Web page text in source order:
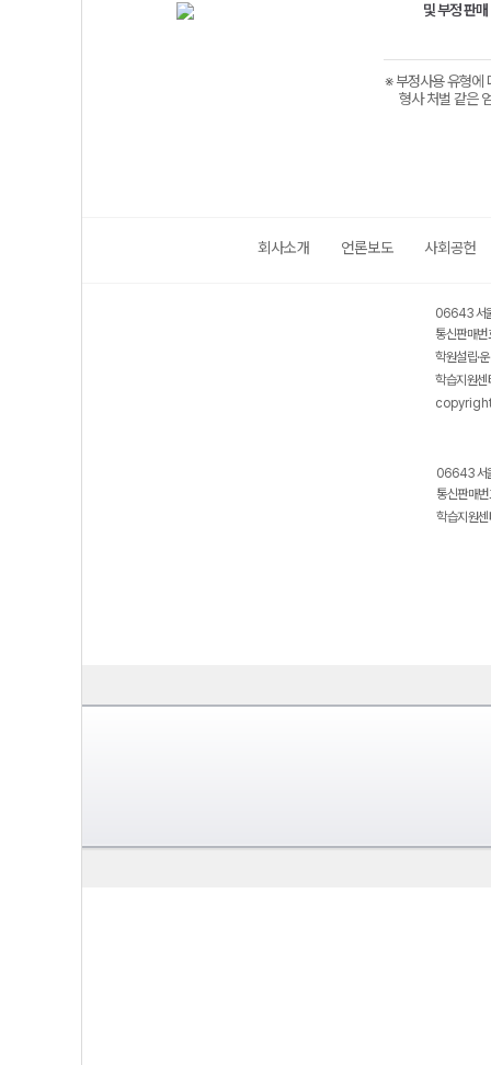
및 부정 판매
※ 부정사용 유형에
형사 처벌 같은
회사소개 언론보도 사회공헌
06643 서
통신판매
학원설립·
학습지원
06643 서
통신판매
학습지원